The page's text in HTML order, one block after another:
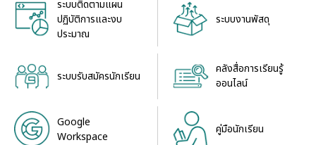
ระบบติดตามแผน
ปฏิบัติการและงบ
ประมาณ
ระบบงานพัสดุ
ระบบรับสมัครนักเรียน
คลังสื่อการเรียนรู้
ออนไลน์
Google
Workspace
คู่มือนักเรียน